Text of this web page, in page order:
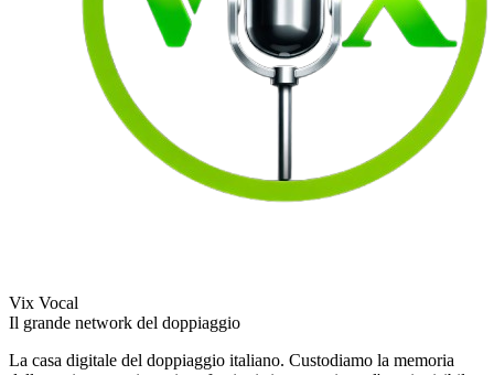
Vix Vocal
Il grande network del doppiaggio
La casa digitale del doppiaggio italiano. Custodiamo la memoria